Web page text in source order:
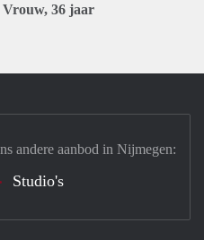
Vrouw, 36 jaar
andere aanbod in Nijmegen:
Studio's